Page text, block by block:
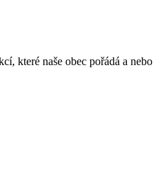
které naše obec pořádá a nebo